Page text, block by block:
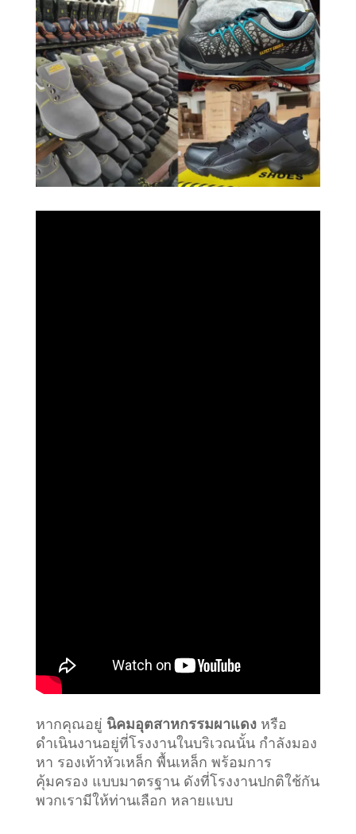
หากคุณอยู่ นิคมอุตสาหกรรมผาแดงหรือ
ดำเนินงานอยู่ที่โรงงานในบริเวณนั้น กำลังมอง
หา รองเท้าหัวเหล็ก พื้นเหล็ก พร้อมการ
คุ้มครอง แบบมาตรฐาน ดังที่โรงงานปกติใช้กัน
พวกเรามีให้ท่านเลือก หลายแบบ